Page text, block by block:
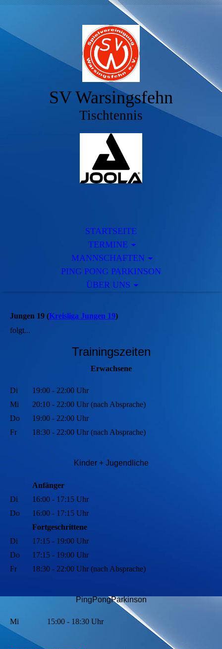
SV Warsingsfehn
Tischtennis
STARTSEITE
TERMINE
MANNSCHAFTEN
PING PONG PARKINSON
ÜBER UNS
Jungen 19 (Kreisliga Jungen 19)
folgt...
Trainingszeiten
Erwachsene
Di
19:00 - 22:00 Uhr
Mi
20:10 - 22:00 Uhr (nach Absprache)
Do
19:00 - 22:00 Uhr
Fr
18:30 - 22:00 Uhr (nach Absprache)
Kinder + Jugendliche
Anfänger
Di
16:00 - 17:15 Uhr
Do
16:00 - 17:15 Uhr
Fortgeschrittene
Di
17:15 - 19:00 Uhr
Do
17:15 - 19:00 Uhr
Fr
18:30 - 22:00 Uhr (nach Absprache)
PingPongParkinson
Mi 15:00 - 18:30 Uhr